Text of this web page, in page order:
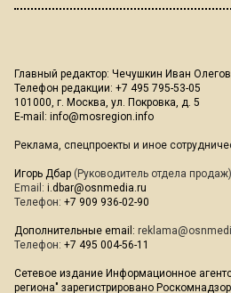
Главный редактор: Чечушкин Иван
Телефон редакции: +7 495 795-53-05
101000, г. Москва, ул. Покровка, д. 5
E-mail: info@mosregion.info
Реклама, спецпроекты и иное
Игорь Дбар (Руководитель отдела продаж)
Email: i.dbar@osnmedia.ru
Телефон: +7 909 936-02-90
Дополнительные email:
Телефон: +7 495 004-56-11
Сетевое издание Информационное
региона" зарегистрировано